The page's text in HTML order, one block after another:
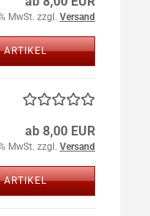
MwSt. zzgl. Versand
ARTIKEL
ab 8,00 EUR
MwSt. zzgl. Versand
ARTIKEL